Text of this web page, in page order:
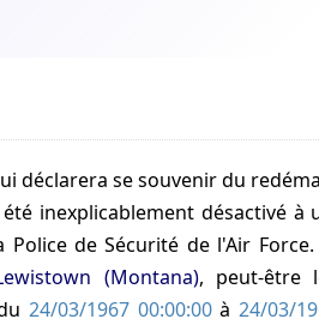
déclarera se souvenir du
inexplicablement désactivé à
de Sécurité de l'Air
(Montana), peut-être
24/03/1967 00:00:00à 24/03/